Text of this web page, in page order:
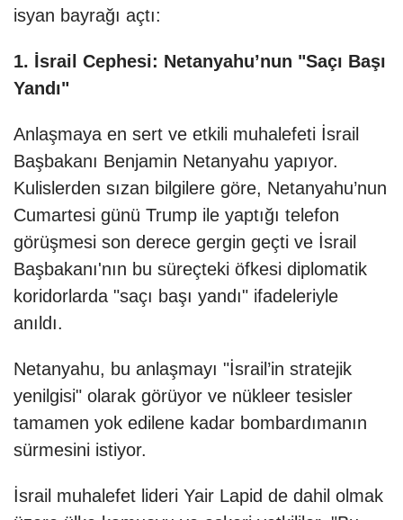
isyan bayrağı açtı:
1. İsrail Cephesi: Netanyahu’nun "Saçı Başı
Yandı"
Anlaşmaya en sert ve etkili muhalefeti İsrail
Başbakanı Benjamin Netanyahu yapıyor.
Kulislerden sızan bilgilere göre, Netanyahu’nun
Cumartesi günü Trump ile yaptığı telefon
görüşmesi son derece gergin geçti ve İsrail
Başbakanı'nın bu süreçteki öfkesi diplomatik
koridorlarda "saçı başı yandı" ifadeleriyle
anıldı.
Netanyahu, bu anlaşmayı "İsrail’in stratejik
yenilgisi" olarak görüyor ve nükleer tesisler
tamamen yok edilene kadar bombardımanın
sürmesini istiyor.
İsrail muhalefet lideri Yair Lapid de dahil olmak